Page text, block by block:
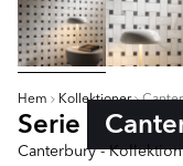
Hem Kollektioner
Serie
Canterbury -